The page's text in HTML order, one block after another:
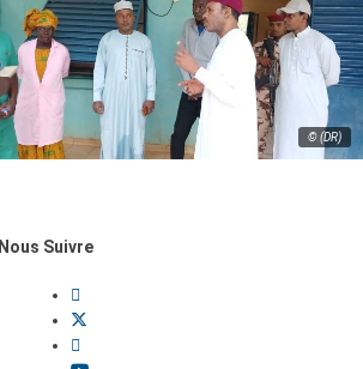
© (DR)
Nous Suivre